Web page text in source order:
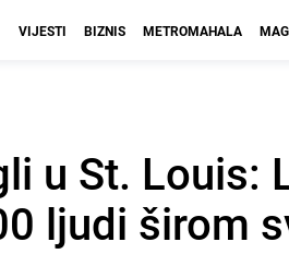
VIJESTI BIZNIS METROMAHALA
u St. Louis:
ljudi širom